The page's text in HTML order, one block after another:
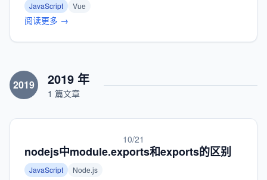
JavaScript Vue
阅读更多 →
2019 2019 年
1 篇文章
10/21
nodejs中module.exports和exports的区别
JavaScript Node.js